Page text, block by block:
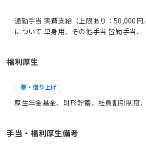
通勤手当 実費支給（上限あり：50,000円
について 単身用、その他手当 皆勤手当、
福利厚生
寮・借り上げ
厚生年金基金、財形貯蓄、社員割引制度
手当・福利厚生備考